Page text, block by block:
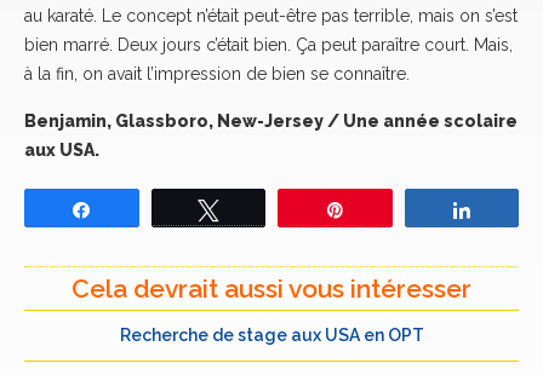
au karaté. Le concept n’était peut-être pas terrible, mais on s’est
bien marré. Deux jours c’était bien. Ça peut paraître court. Mais,
à la fin, on avait l’impression de bien se connaître.
Benjamin, Glassboro, New-Jersey / Une année scolaire
aux USA.
Cela devrait aussi vous intéresser
Recherche de stage aux USA en OPT